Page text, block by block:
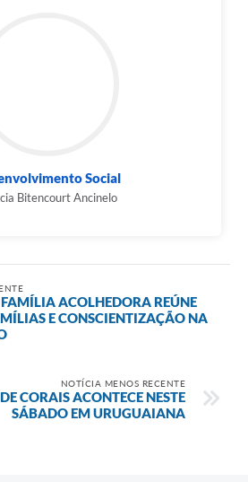
Social
Bitencourt Ancinelo
ACOLHEDORA REÚNE
E CONSCIENTIZAÇÃO NA
NOTÍCIA MENOS RECENTE
CORAIS ACONTECE NESTE
SÁBADO EM URUGUAIANA